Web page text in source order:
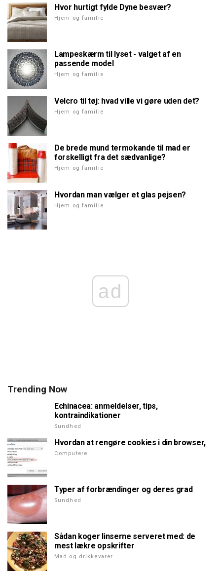
Hvor hurtigt fylde Dyne besvær?
Hjem og familie
Lampeskærm til lyset - valget af en
passende model
Hjem og familie
Velcro til tøj: hvad ville vi gøre uden det?
Hjem og familie
De brede mund termokande til mad er
forskelligt fra det sædvanlige?
Hjem og familie
Hvordan man vælger et glas pejsen?
Hjem og familie
ad
Trending Now
Echinacea: anmeldelser, tips,
kontraindikationer
Sundhed
Hvordan at rengøre cookies i din browser,
Computere
Typer af forbrændinger og deres grad
Sundhed
Sådan koger linserne serveret med: de
mest lækre opskrifter
Mad og drikkevarer